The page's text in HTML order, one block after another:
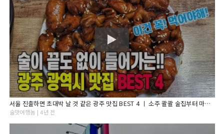
서울 진출하면 초대박 날 것 같은 광주 맛집 BEST 4 ㅣ 소주 콸콸 술집부터 마무리 특별한 해장까지! 완벽 정리!
술맛여행놈 | 4년 전